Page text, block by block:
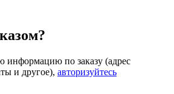
информацию по заказу (адрес
и другое), авторизуйтесь